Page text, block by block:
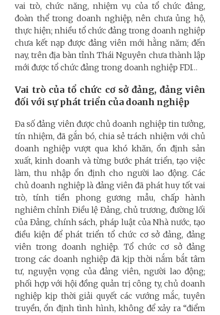
vai trò, chức năng, nhiệm vụ của tổ chức đảng,
đoàn thể trong doanh nghiệp, nên chưa ủng hộ,
thực hiện; nhiều tổ chức đảng trong doanh nghiệp
chưa kết nạp được đảng viên mới hằng năm; đến
nay, trên địa bàn tỉnh Thái Nguyên chưa thành lập
mới được tổ chức đảng trong doanh nghiệp FDI…
Vai trò của tổ chức cơ sở đảng, đảng viên
đối với sự phát triển của doanh nghiệp
Đa số đảng viên được chủ doanh nghiệp tin tưởng,
tín nhiệm, đã gắn bó, chia sẻ trách nhiệm với chủ
doanh nghiệp vượt qua khó khăn, ổn định sản
xuất, kinh doanh và từng bước phát triển, tạo việc
làm, thu nhập ổn định cho người lao động. Các
chủ doanh nghiệp là đảng viên đã phát huy tốt vai
trò, tính tiền phong gương mẫu, chấp hành
nghiêm chỉnh Điều lệ Đảng, chủ trương, đường lối
của Đảng, chính sách, pháp luật của Nhà nước, tạo
điều kiện để phát triển tổ chức cơ sở đảng, đảng
viên trong doanh nghiệp. Tổ chức cơ sở đảng
trong các doanh nghiệp đã kịp thời nắm bắt tâm
tư, nguyện vọng của đảng viên, người lao động;
phối hợp với hội đồng quản trị công ty, chủ doanh
nghiệp kịp thời giải quyết các vướng mắc, tuyên
truyền, ổn định tình hình, không để xảy ra “điểm